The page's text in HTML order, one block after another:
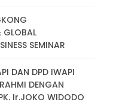
GLOBAL
SEMINAR
DAN DPD IWAPI
DENGAN
Ir.JOKO WIDODO